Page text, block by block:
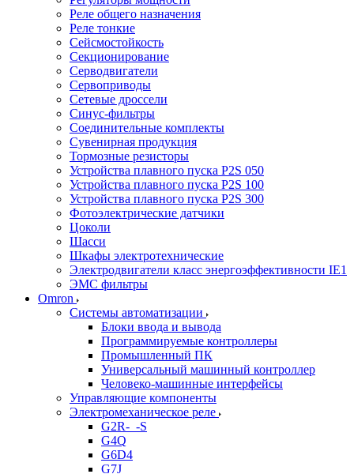
Реле общего назначения
Реле тонкие
Сейсмостойкость
Секционирование
Серводвигатели
Сервоприводы
Сетевые дроссели
Синус-фильтры
Соединительные комплекты
Сувенирная продукция
Тормозные резисторы
Устройства плавного пуска P2S 050
Устройства плавного пуска P2S 100
Устройства плавного пуска P2S 300
Фотоэлектрические датчики
Цоколи
Шасси
Шкафы электротехнические
Электродвигатели класс энергоэффективности IE1
ЭМС фильтры
Omron
Системы автоматизации
Блоки ввода и вывода
Программируемые контроллеры
Промышленный ПК
Универсальный машинный контроллер
Человеко-машинные интерфейсы
Управляющие компоненты
Электромеханическое реле
G2R-_-S
G4Q
G6D4
G7J